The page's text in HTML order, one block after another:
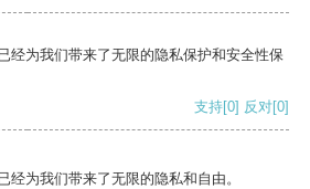
经为我们带来了无限的隐私保护和安全性保
支持[0] 反对[0]
经为我们带来了无限的隐私和自由。